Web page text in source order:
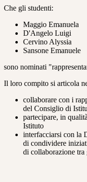
Che gli studenti:
Maggio Emanuela
D'Angelo Luigi
Cervino Alyssia
Sansone Emanuele
sono nominati
Il loro compito si articola
collaborare con i
del Consiglio di
partecipare, in
Istituto
interfacciarsi con la
di condividere
di collaborazione tra